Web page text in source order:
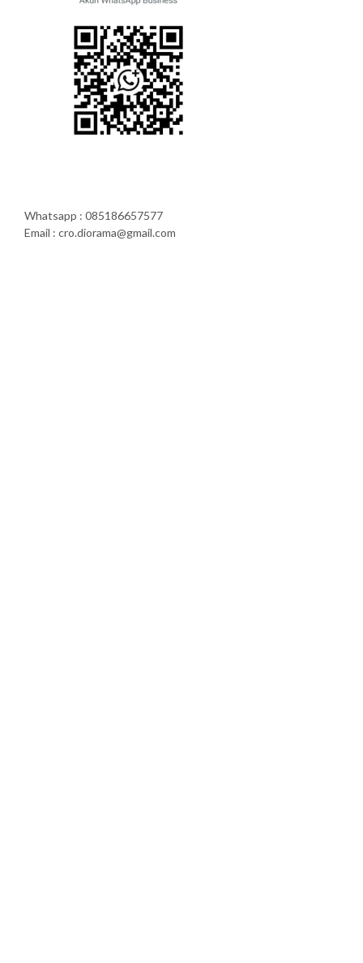
Whatsapp : 085186657577
Email : cro.diorama@gmail.com